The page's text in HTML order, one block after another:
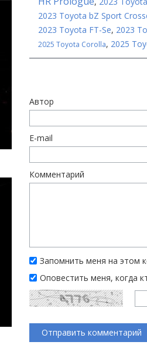
2023 Toyota bZ Sport
2023 Toyota FT-Se, 2023
2025 Toyota Corolla, 2025
Автор
E-mail
Комментарий
Запомнить меня на этом
Оповестить меня, когда